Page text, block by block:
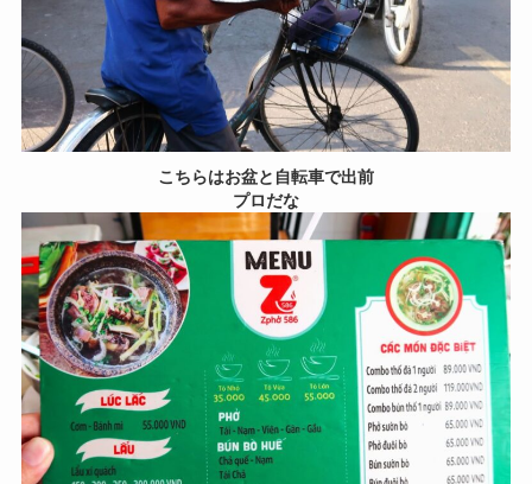
こちらはお盆と自転車で出前
プロだな